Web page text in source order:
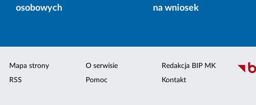
osobowych
na wniosek
Mapa strony
RSS
O serwisie
Pomoc
Redakcja BIP MK
Kontakt